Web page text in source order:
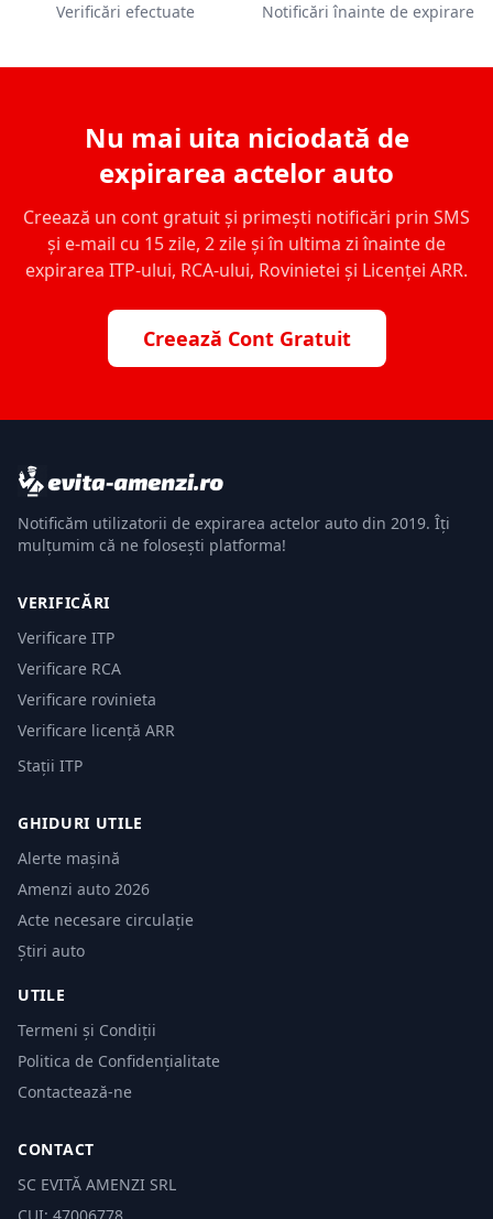
Verificări efectuate Notificări înainte de expirare
Nu mai uita niciodată de
expirarea actelor auto
Creează un cont gratuit și primești notificări prin SMS
și e-mail cu 15 zile, 2 zile și în ultima zi înainte de
expirarea ITP-ului, RCA-ului, Rovinietei și Licenței ARR.
Creează Cont Gratuit
Notificăm utilizatorii de expirarea actelor auto din 2019. Îți
mulțumim că ne folosești platforma!
VERIFICĂRI
Verificare ITP
Verificare RCA
Verificare rovinieta
Verificare licență ARR
Stații ITP
GHIDURI UTILE
Alerte mașină
Amenzi auto 2026
Acte necesare circulație
Știri auto
UTILE
Termeni și Condiții
Politica de Confidențialitate
Contactează-ne
CONTACT
SC EVITĂ AMENZI SRL